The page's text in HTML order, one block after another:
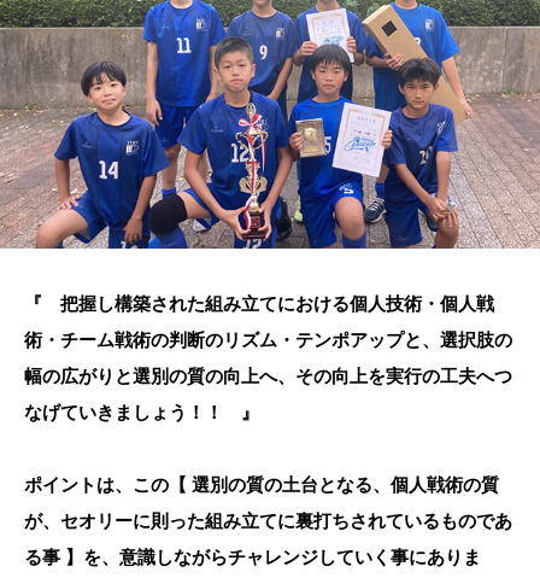
『 把握し構築された組み立てにおける個人技術・個人戦
術・チーム戦術の判断のリズム・テンポアップと、選択肢の
幅の広がりと選別の質の向上へ、その向上を実行の工夫へつ
なげていきましょう！！ 』
ポイントは、この【 選別の質の土台となる、個人戦術の質
が、セオリーに則った組み立てに裏打ちされているものであ
る事 】を、意識しながらチャレンジしていく事にありま